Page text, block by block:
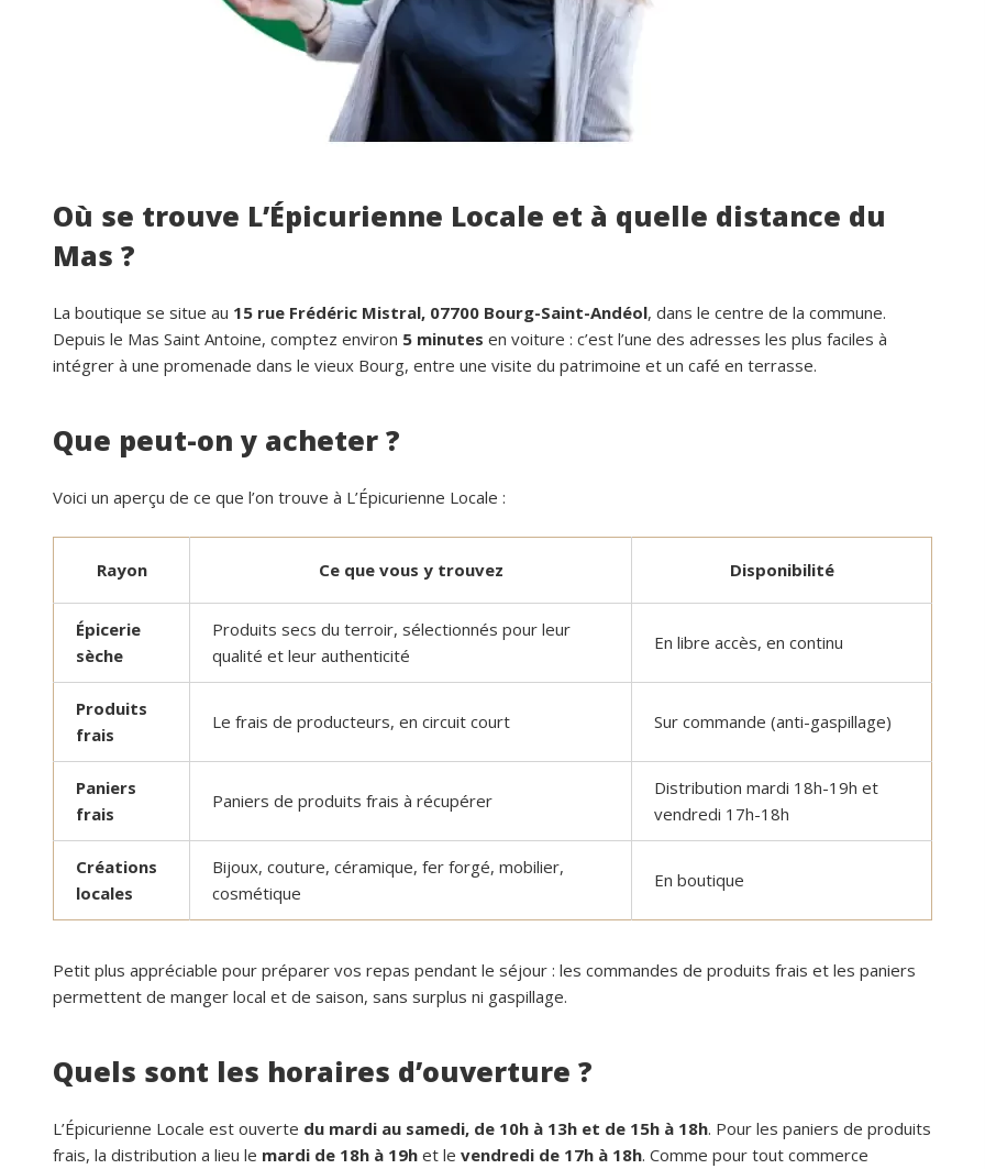
Où se trouve L’Épicurienne Locale et à quelle distance du
Mas ?
La boutique se situe au 15 rue Frédéric Mistral, 07700 Bourg-Saint-Andéol, dans le centre de la commune.
Depuis le Mas Saint Antoine, comptez environ 5 minutes en voiture : c’est l’une des adresses les plus faciles à
intégrer à une promenade dans le vieux Bourg, entre une visite du patrimoine et un café en terrasse.
Que peut-on y acheter ?
Voici un aperçu de ce que l’on trouve à L’Épicurienne Locale :
Rayon Ce que vous y trouvez Disponibilité
Épicerie
sèche
Produits secs du terroir, sélectionnés pour leur
qualité et leur authenticité
En libre accès, en continu
Produits
frais
Le frais de producteurs, en circuit court Sur commande (anti-gaspillage)
Paniers
frais
Paniers de produits frais à récupérer
Distribution mardi 18h-19h et
vendredi 17h-18h
Créations
locales
Bijoux, couture, céramique, fer forgé, mobilier,
cosmétique
En boutique
Petit plus appréciable pour préparer vos repas pendant le séjour : les commandes de produits frais et les paniers
permettent de manger local et de saison, sans surplus ni gaspillage.
Quels sont les horaires d’ouverture ?
L’Épicurienne Locale est ouverte du mardi au samedi, de 10h à 13h et de 15h à 18h. Pour les paniers de produits
frais, la distribution a lieu le mardi de 18h à 19h et le vendredi de 17h à 18h. Comme pour tout commerce